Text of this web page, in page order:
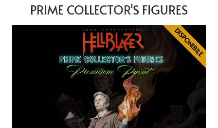
PRIME COLLECTOR'S FIGURES
DISPONIBILE